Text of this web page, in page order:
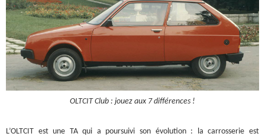
OLTCIT Club : jouez aux 7 différences !
L’OLTCIT est une TA qui a poursuivi son évolution : la carrosserie est